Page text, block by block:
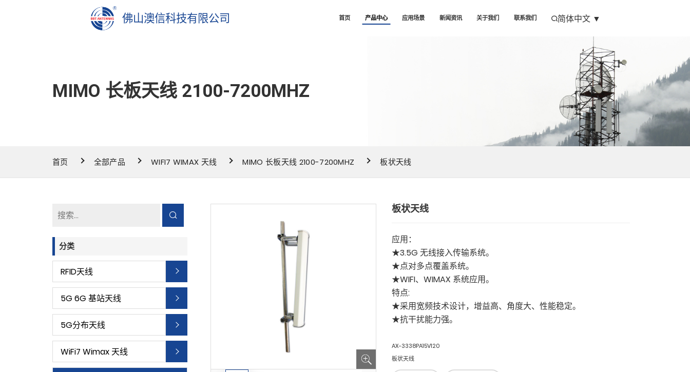
佛山澳信科技有限公司 首页 产品中心 应用场景 新闻资讯 关于我们 联系我们 简体中文 ▼
MIMO 长板天线 2100-7200MHZ
首页 全部产品 WIFI7 WIMAX 天线 MIMO 长板天线 2100-7200MHZ 板状天线
分类
RFID天线
5G 6G 基站天线
5G分布天线
WiFi7 Wimax 天线
板状天线
应用：
★3.5G 无线接入传输系统。
★点对多点覆盖系统。
★WIFI、WIMAX 系统应用。
特点:
★采用宽频技术设计，增益高、角度大、性能稳定。
★抗干扰能力强。
AX-3338PA15V120
板状天线